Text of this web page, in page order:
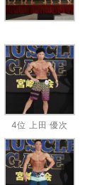
4位 上田 優次